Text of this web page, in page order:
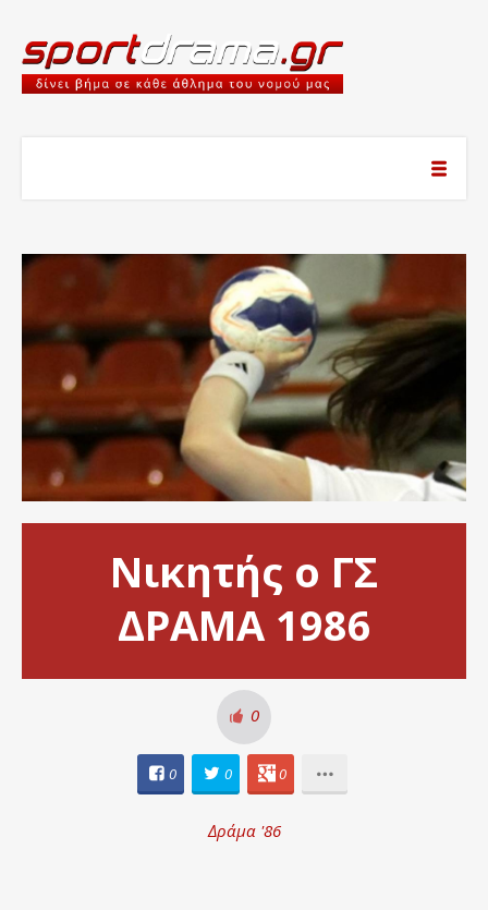
Νικητής ο ΓΣ
ΔΡΑΜΑ 1986
0
0 0 0
Δράμα '86